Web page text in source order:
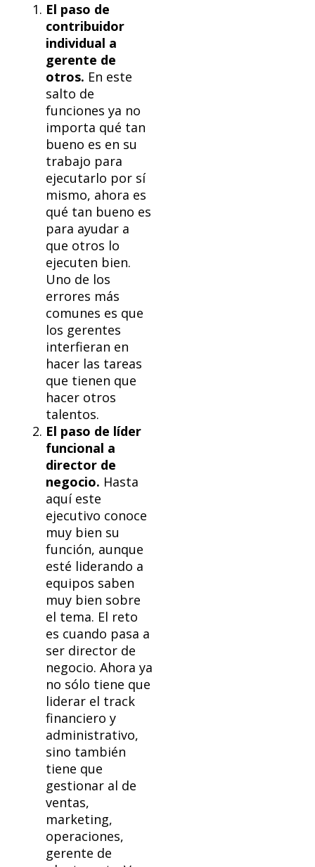
El paso de
contribuidor
individual a
gerente de
otros. En este
salto de
funciones ya no
importa qué tan
bueno es en su
trabajo para
ejecutarlo por sí
mismo, ahora es
qué tan bueno es
para ayudar a
que otros lo
ejecuten bien.
Uno de los
errores más
comunes es que
los gerentes
interfieran en
hacer las tareas
que tienen que
hacer otros
talentos.
El paso de líder
funcional a
director de
negocio. Hasta
aquí este
ejecutivo conoce
muy bien su
función, aunque
esté liderando a
equipos saben
muy bien sobre
el tema. El reto
es cuando pasa a
ser director de
negocio. Ahora ya
no sólo tiene que
liderar el track
financiero y
administrativo,
sino también
tiene que
gestionar al de
ventas,
marketing,
operaciones,
gerente de